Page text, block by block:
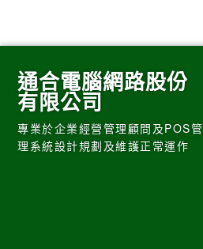
通合電腦網路股份
有限公司
專業於企業經營管理顧問及POS管
理系統設計規劃及維護正常運作